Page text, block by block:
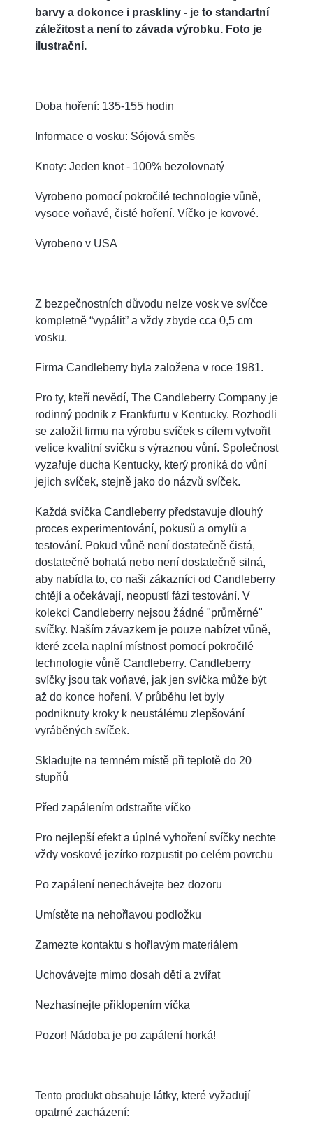
barvy a dokonce i praskliny - je to standartní
záležitost a není to závada výrobku. Foto je
ilustrační.
Doba hoření: 135-155 hodin
Informace o vosku: Sójová směs
Knoty: Jeden knot - 100% bezolovnatý
Vyrobeno pomocí pokročilé technologie vůně,
vysoce voňavé, čisté hoření. Víčko je kovové.
Vyrobeno v USA
Z bezpečnostních důvodu nelze vosk ve svíčce
kompletně “vypálit” a vždy zbyde cca 0,5 cm
vosku.
Firma Candleberry byla založena v roce 1981.
Pro ty, kteří nevědí, The Candleberry Company je
rodinný podnik z Frankfurtu v Kentucky. Rozhodli
se založit firmu na výrobu svíček s cílem vytvořit
velice kvalitní svíčku s výraznou vůní. Společnost
vyzařuje ducha Kentucky, který proniká do vůní
jejich svíček, stejně jako do názvů svíček.
Každá svíčka Candleberry představuje dlouhý
proces experimentování, pokusů a omylů a
testování. Pokud vůně není dostatečně čistá,
dostatečně bohatá nebo není dostatečně silná,
aby nabídla to, co naši zákazníci od Candleberry
chtějí a očekávají, neopustí fázi testování. V
kolekci Candleberry nejsou žádné "průměrné"
svíčky. Naším závazkem je pouze nabízet vůně,
které zcela naplní místnost pomocí pokročilé
technologie vůně Candleberry. Candleberry
svíčky jsou tak voňavé, jak jen svíčka může být
až do konce hoření. V průběhu let byly
podniknuty kroky k neustálému zlepšování
vyráběných svíček.
Skladujte na temném místě při teplotě do 20
stupňů
Před zapálením odstraňte víčko
Pro nejlepší efekt a úplné vyhoření svíčky nechte
vždy voskové jezírko rozpustit po celém povrchu
Po zapálení nenechávejte bez dozoru
Umístěte na nehořlavou podložku
Zamezte kontaktu s hořlavým materiálem
Uchovávejte mimo dosah dětí a zvířat
Nezhasínejte přiklopením víčka
Pozor! Nádoba je po zapálení horká!
Tento produkt obsahuje látky, které vyžadují
opatrné zacházení: